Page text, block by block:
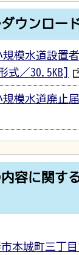
ウンロー
模水道設置者
式／30.5KB]
模水道廃止届
容に関す
本城町三丁